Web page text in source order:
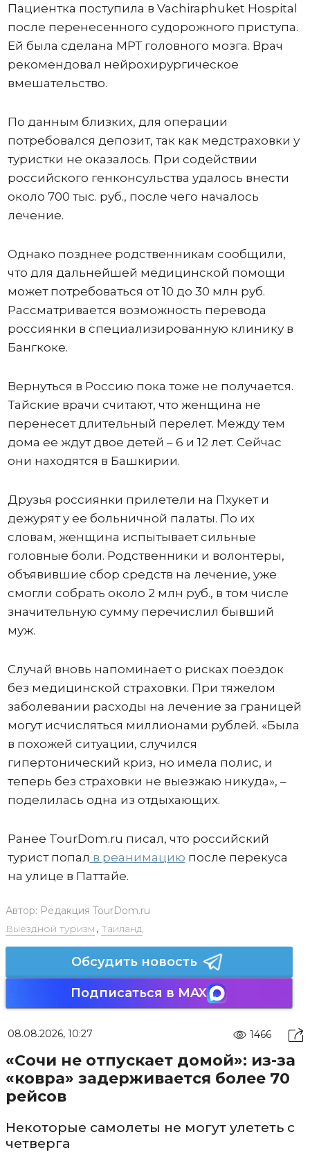
Пациентка поступила в Vachiraphuket Hospital
после перенесенного судорожного приступа.
Ей была сделана МРТ головного мозга. Врач
рекомендовал нейрохирургическое
вмешательство.
По данным близких, для операции
потребовался депозит, так как медстраховки у
туристки не оказалось. При содействии
российского генконсульства удалось внести
около 700 тыс. руб., после чего началось
лечение.
Однако позднее родственникам сообщили,
что для дальнейшей медицинской помощи
может потребоваться от 10 до 30 млн руб.
Рассматривается возможность перевода
россиянки в специализированную клинику в
Бангкоке.
Вернуться в Россию пока тоже не получается.
Тайские врачи считают, что женщина не
перенесет длительный перелет. Между тем
дома ее ждут двое детей – 6 и 12 лет. Сейчас
они находятся в Башкирии.
Друзья россиянки прилетели на Пхукет и
дежурят у ее больничной палаты. По их
словам, женщина испытывает сильные
головные боли. Родственники и волонтеры,
объявившие сбор средств на лечение, уже
смогли собрать около 2 млн руб., в том числе
значительную сумму перечислил бывший
муж.
Случай вновь напоминает о рисках поездок
без медицинской страховки. При тяжелом
заболевании расходы на лечение за границей
могут исчисляться миллионами рублей. «Была
в похожей ситуации, случился
гипертонический криз, но имела полис, и
теперь без страховки не выезжаю никуда», –
поделилась одна из отдыхающих.
Ранее TourDom.ru писал, что российский
турист попал в реанимацию после перекуса
на улице в Паттайе.
Автор: Редакция TourDom.ru
Выездной туризм , Таиланд
Обсудить новость
Подписаться в MAX
08.08.2026, 10:27 1466
«Сочи не отпускает домой»: из-за
«ковра» задерживается более 70
рейсов
Некоторые самолеты не могут улететь с
четверга